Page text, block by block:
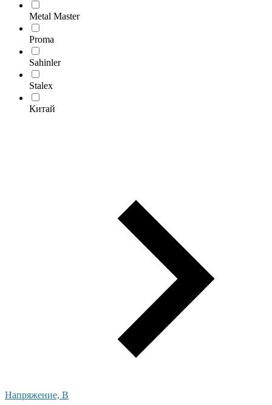
Metal Master
Proma
Sahinler
Stalex
Китай
Напряжение, В